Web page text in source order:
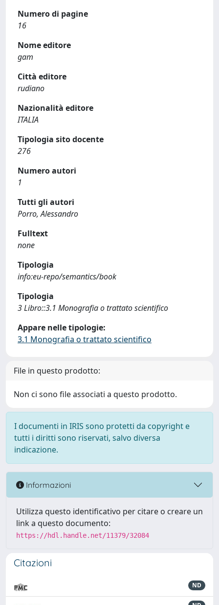
Numero di pagine
16
Nome editore
gam
Città editore
rudiano
Nazionalità editore
ITALIA
Tipologia sito docente
276
Numero autori
1
Tutti gli autori
Porro, Alessandro
Fulltext
none
Tipologia
info:eu-repo/semantics/book
Tipologia
3 Libro::3.1 Monografia o trattato scientifico
Appare nelle tipologie:
3.1 Monografia o trattato scientifico
File in questo prodotto:
Non ci sono file associati a questo prodotto.
I documenti in IRIS sono protetti da copyright e
tutti i diritti sono riservati, salvo diversa
indicazione.
Informazioni
Utilizza questo identificativo per citare o creare un
link a questo documento:
https://hdl.handle.net/11379/32084
Citazioni
ND